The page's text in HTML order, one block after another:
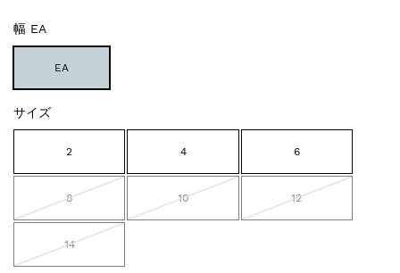
幅 EA
EA
サイズ
2 4 6
8 10 12
14